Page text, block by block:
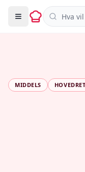
Søk i
MIDDELS